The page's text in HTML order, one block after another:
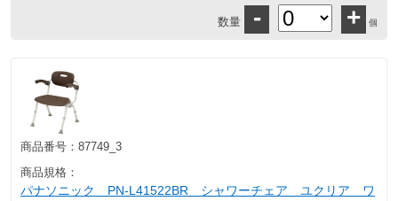
数量 - + 個
商品番号： 87749_3
商品規格：
パナソニック PN-L41522BR シャワーチェア ユクリア ワ